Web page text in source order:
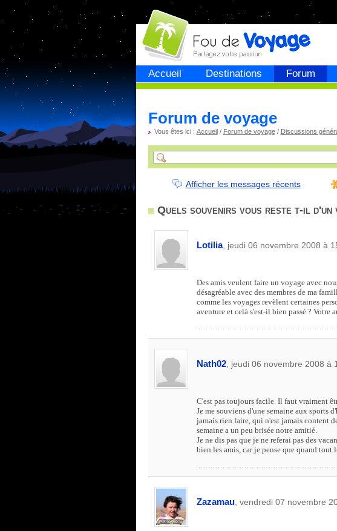
Accueil Destinations Forum
Fou devoyage
Forum de voyage
Vous êtes ici : Accueil/ Forum de voyage/ Discussions
Afficher les messages récents
Quels souvenirs vous reste t-il d'un
Lotilia, jeudi 06 novembre 2008 à
Des amis veulent faire un voyage avec
désagréable avec des membres de ma
comme les voyages revèlent certaines
aventure et celà s'est-il bien passé ? Votre
Nath02, jeudi 06 novembre 2008 à
C'est pas toujours facile. Il faut vraiment
Je me souviens d'une semaine aux sports
jamais rien faire, qui n'est jamais content
semaine a un peu brisée notre amitié.
Je ne dis pas que je ne referai pas des
bien les amis, car je pense que quand tout
Zazamau, vendredi 07 novembre